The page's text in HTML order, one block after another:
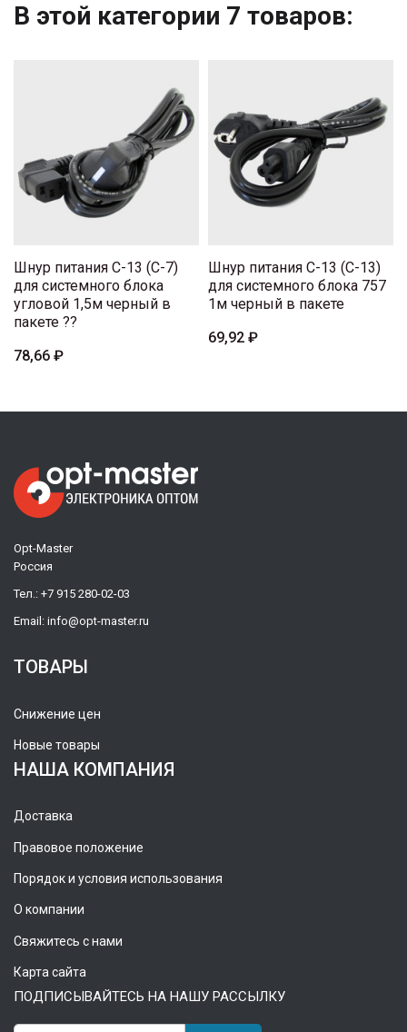
В этой категории 7 товаров:
Шнур питания C-13 (C-7)
для системного блока
угловой 1,5м черный в
пакете ??
78,66 ₽
Шнур питания C-13 (C-13)
для системного блока 757
1м черный в пакете
69,92 ₽
Opt-Master
Россия
Тел.: +7 915 280-02-03
Email: info@opt-master.ru
ТОВАРЫ
Снижение цен
Новые товары
НАША КОМПАНИЯ
Доставка
Правовое положение
Порядок и условия использования
О компании
Свяжитесь с нами
Карта сайта
ПОДПИСЫВАЙТЕСЬ НА НАШУ РАССЫЛКУ